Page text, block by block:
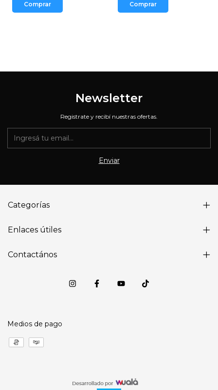
Comprar Comprar
Newsletter
Registrate y recibí nuestras ofertas.
Categorías
Enlaces útiles
Contactános
Medios de pago